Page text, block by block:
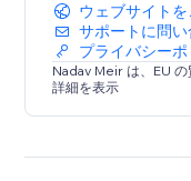
ウェブサイト
サポートに問
プライバシー
Nadav Meir は、EU の
詳細を表示